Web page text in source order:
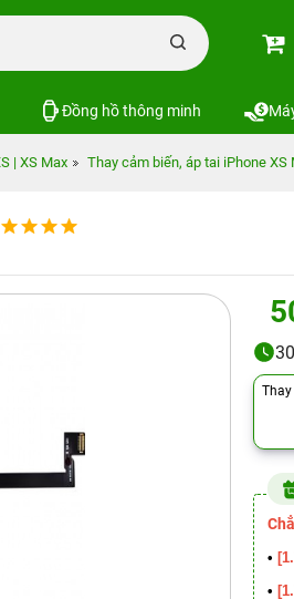
Đồng hồ thông minh
| XS Max Thay cảm biến, áp tai iPhone XS
•
•